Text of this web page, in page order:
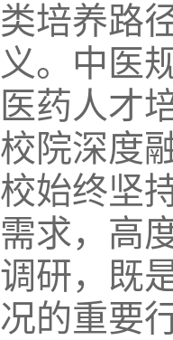
类培养路
义。中医
医药人才
校院深度
校始终坚
需求，高
调研，既
况的重要